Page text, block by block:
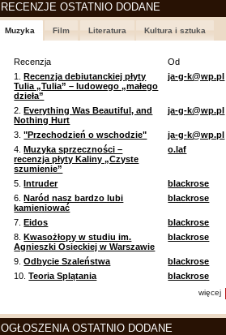
RECENZJE OSTATNIO DODANE
Muzyka Film Literatura Kultura i sztuka
Recenzja
Od
1.Recenzja debiutanckiej płyty
Tulia „Tulia” – ludowego „małego
dzieła”
ja-g-k@wp.pl
2.Everything Was Beautiful, and
Nothing Hurt
ja-g-k@wp.pl
3."Przechodzień o wschodzie"
ja-g-k@wp.pl
4.Muzyka sprzeczności –
recenzja płyty Kaliny „Czyste
szumienie”
o.laf
5.Intruder
blackrose
6.Naród nasz bardzo lubi
kamieniować
blackrose
7.Eidos
blackrose
8.Kwasożłopy w studiu im.
Agnieszki Osieckiej w Warszawie
blackrose
9.Odbycie Szaleństwa
blackrose
10.Teoria Splątania blackrose
więcej
OGŁOSZENIA OSTATNIO DODANE